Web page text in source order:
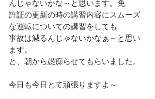
んじゃないかな～と思います。免
許証の更新の時の講習内容にスムーズ
な運転についての講習をしても
事故は減るんじゃないかなぁ～と思い
ます。
と、朝から愚痴らせてもらいました。
今日も今日とて頑張りますよ～